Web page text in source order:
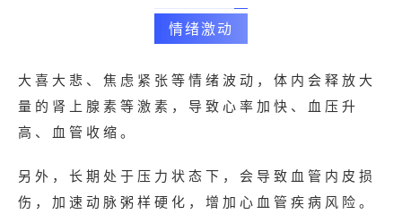
情绪激动
大喜大悲、焦虑紧张等情绪波动，体内会释放大
量的肾上腺素等激素，导致心率加快、血压升
高、血管收缩。
另外，长期处于压力状态下，会导致血管内皮损
伤，加速动脉粥样硬化，增加心血管疾病风险。